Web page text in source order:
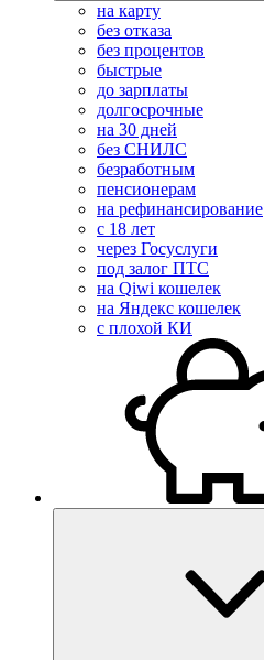
на карту
без отказа
без процентов
быстрые
до зарплаты
долгосрочные
на 30 дней
без СНИЛС
безработным
пенсионерам
на рефинансирование
с 18 лет
через Госуслуги
под залог ПТС
на Qiwi кошелек
на Яндекс кошелек
с плохой КИ